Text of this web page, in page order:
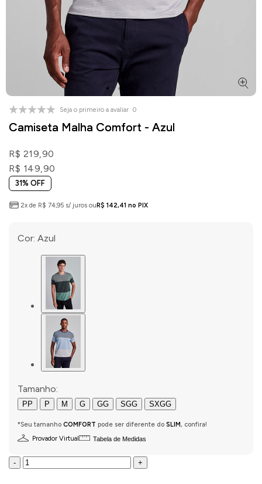
Seja o primeiro a avaliar 0
Camiseta Malha Comfort - Azul
R$ 219,90
R$ 149,90
31% OFF
2x de R$ 74,95 s/ juros ouR$ 142,41 no PIX
Cor: Azul
Tamanho:
PP P M G GG SGG SXGG
*Seu tamanho COMFORT pode ser diferente do SLIM, confira!
Provador Virtual
Tabela de Medidas
- +